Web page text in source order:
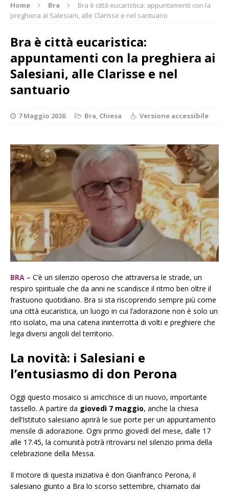
Home Bra
Bra è città eucaristica: appuntamenti con la
preghiera ai Salesiani, alle Clarisse e nel santuario
Bra è città eucaristica:
appuntamenti con la preghiera ai
Salesiani, alle Clarisse e nel
santuario
7 Maggio 2026 Bra, Chiesa Versione accessibile
BRA – C’è un silenzio operoso che attraversa le strade, un
respiro spirituale che da anni ne scandisce il ritmo ben oltre il
frastuono quotidiano. Bra si sta riscoprendo sempre più come
una città eucaristica, un luogo in cui l’adorazione non è solo un
rito isolato, ma una catena ininterrotta di volti e preghiere che
lega diversi angoli del territorio.
La novità: i Salesiani e
l’entusiasmo di don Perona
​Oggi questo mosaico si arricchisce di un nuovo, importante
tassello. A partire da giovedì 7 maggio, anche la chiesa
dell’Istituto salesiano aprirà le sue porte per un appuntamento
mensile di adorazione. Ogni primo giovedì del mese, dalle 17
alle 17.45, la comunità potrà ritrovarsi nel silenzio prima della
celebrazione della Messa.
​Il motore di questa iniziativa è don Gianfranco Perona, il
salesiano giunto a Bra lo scorso settembre, chiamato dai